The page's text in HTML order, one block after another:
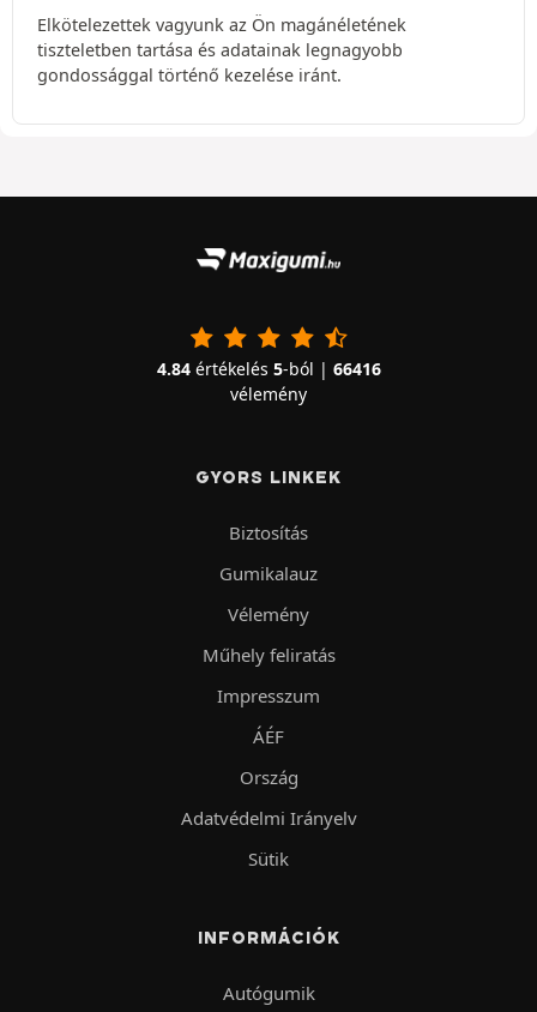
Elkötelezettek vagyunk az Ön magánéletének
tiszteletben tartása és adatainak legnagyobb
gondossággal történő kezelése iránt.
4.84értékelés 5-ból | 66416
vélemény
GYORS LINKEK
Biztosítás
Gumikalauz
Vélemény
Műhely feliratás
Impresszum
ÁÉF
Ország
Adatvédelmi Irányelv
Sütik
INFORMÁCIÓK
Autógumik